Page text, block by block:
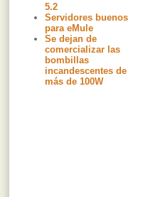
5.2
Servidores buenos
para eMule
Se dejan de
comercializar las
bombillas
incandescentes de
más de 100W